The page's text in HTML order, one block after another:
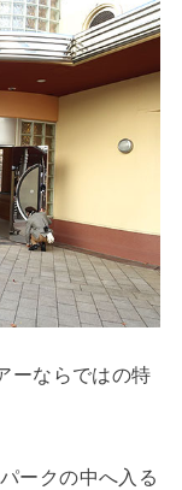
ーならではの特
ークの中へ入る